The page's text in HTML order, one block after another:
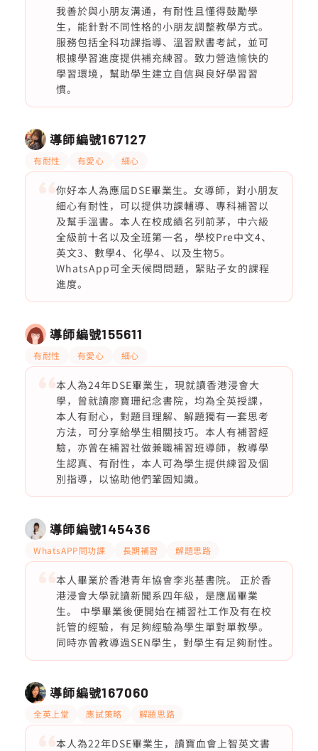
我善於與小朋友溝通，有耐性且懂得鼓勵學
生，能針對不同性格的小朋友調整教學方式。
服務包括全科功課指導、溫習默書考試，並可
根據學習進度提供補充練習。致力營造愉快的
學習環境，幫助學生建立自信與良好學習習
慣。
導師編號167127
有耐性 有愛心 細心
你好本人為應屆DSE畢業生。女導師，對小朋友
細心有耐性，可以提供功課輔導、專科補習以
及幫手溫書。本人在校成績名列前茅，中六級
全級前十名以及全班第一名，學校Pre中文4、
英文3、數學4、化學4、以及生物5。
WhatsApp可全天候問問題，緊貼子女的課程
進度。
導師編號155611
有耐性 有愛心 細心
本人為24年DSE畢業生，現就讀香港浸會大
學，曾就讀廖寶珊紀念書院，均為全英授課，
本人有耐心，對題目理解、解題獨有一套思考
方法，可分享給學生相關技巧。本人有補習經
驗，亦曾在補習社做兼職補習班導師，教導學
生認真、有耐性，本人可為學生提供練習及個
別指導，以協助他們鞏固知識。
導師編號145436
WhatsAPP問功課 長期補習 解題思路
本人畢業於香港青年協會李兆基書院。 正於香
港浸會大學就讀新聞系四年級，是應屆畢業
生。 中學畢業後便開始在補習社工作及有在校
託管的經驗，有足夠經驗為學生單對單教學。
同時亦曾教導過SEN學生，對學生有足夠耐性。
導師編號167060
全英上堂 應試策略 解題思路
本人為22年DSE畢業生，讀寶血會上智英文書